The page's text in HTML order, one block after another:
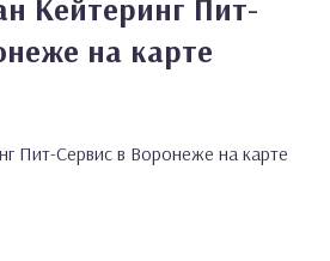
Кейтеринг Пит-
на карте
Пит-Сервис в Воронеже на карте